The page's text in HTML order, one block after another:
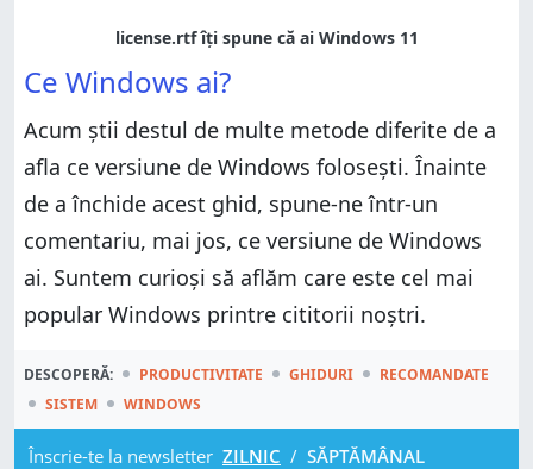
Ce Windows ai?
Acum știi destul de multe metode diferite de a
afla ce versiune de Windows folosești. Înainte
de a închide acest ghid, spune-ne într-un
comentariu, mai jos, ce versiune de Windows
ai. Suntem curioși să aflăm care este cel mai
popular Windows printre cititorii noștri.
DESCOPERĂ: PRODUCTIVITATE GHIDURI
RECOMANDATE
SISTEM
WINDOWS
Înscrie-te la newsletter ZILNIC / SĂPTĂMÂNAL